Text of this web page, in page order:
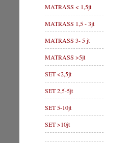
MATRASS < 1,5jt
MATRASS 1,5 - 3jt
MATRASS 3- 5 jt
MATRASS >5jt
SET <2,5jt
SET 2,5-5jt
SET 5-10jt
SET >10jt